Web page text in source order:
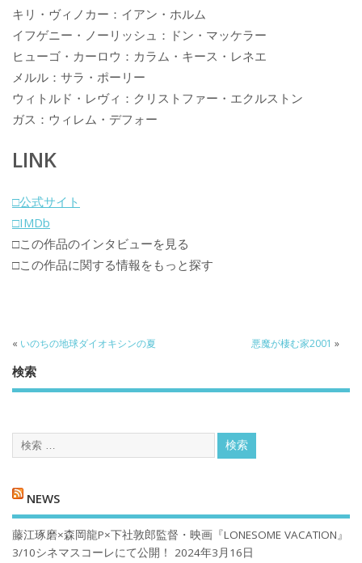
キリ・ヴィノカー：イアン・ホルム
イフゲニー・ノーリッシュ：ドン・マッケラー
ヒューゴ・カーロウ：カラム・キース・レネエ
メルル：サラ・ポーリー
ウィトルド・レヴィ：クリストファー・エクルストン
ガス：ウィレム・デフォー
LINK
□公式サイト
□IMDb
□この作品のインタビューを見る
□この作品に関する情報をもっと探す
« いのちの地球ダイオキシンの夏 悪魔が棲む家2001 »
検索
NEWS
藤江琢磨×森岡龍P×下社敦郎監督・映画『LONESOME VACATION』
3/10シネマスコーレにて公開！
2024年3月16日